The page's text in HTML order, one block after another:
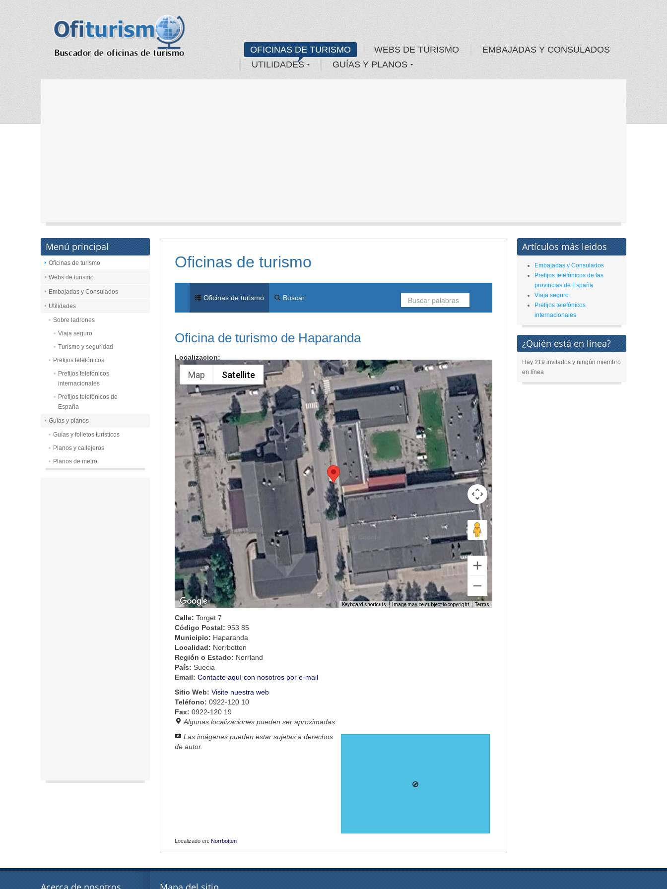
OFICINAS DE TURISMO WEBS DE TURISMO
EMBAJADAS Y CONSULADOS
UTILIDADES
GUÍAS Y PLANOS
Oficinas de turismo
Oficinas de turismo Buscar
Oficina de turismo de Haparanda
Localizacion:
Map Satellite
Keyboard shortcuts Image may be subject to copyright Terms
Calle: Torget 7
Código Postal: 953 85
Municipio: Haparanda
Localidad: Norrbotten
Región o Estado: Norrland
País: Suecia
Email: Contacte aquí con nosotros por e-mail
Sitio Web: Visite nuestra web
Teléfono: 0922-120 10
Fax: 0922-120 19
Algunas localizaciones pueden ser aproximadas
Las imágenes pueden estar sujetas a derechos
de autor.
Localizado en: Norrbotten
Menú principal
Oficinas de turismo
Webs de turismo
Embajadas y Consulados
Utilidades
Sobre ladrones
Viaja seguro
Turismo y seguridad
Prefijos telefónicos
Prefijos telefónicos
internacionales
Prefijos telefónicos de
España
Guías y planos
Guías y folletos turísticos
Planos y callejeros
Planos de metro
Artículos más leidos
Embajadas y Consulados
Prefijos telefónicos de las
provincias de España
Viaja seguro
Prefijos telefónicos
internacionales
¿Quién está en línea?
Hay 219 invitados y ningún miembro
en línea